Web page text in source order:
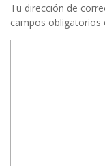
Tu dirección de
campos obligatorios